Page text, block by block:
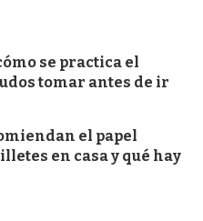
se practica el
tomar antes de ir
el papel
en casa y qué hay